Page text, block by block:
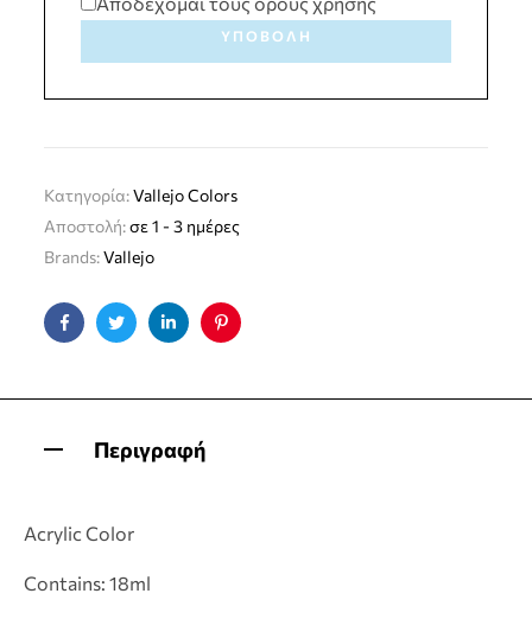
ΥΠΟΒΟΛΉ
Κατηγορία:Vallejo Colors
Αποστολή:σε 1 - 3 ημέρες
Brands:Vallejo
FacebookTwitterLinkedinPinterest
Περιγραφή
Acrylic Color
Contains: 18ml